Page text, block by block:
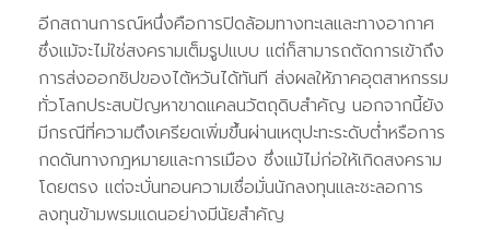
อีกสถานการณ์หนึ่งคือการปิดล้อมทางทะเลและทางอากาศ
ซึ่งแม้จะไม่ใช่สงครามเต็มรูปแบบ แต่ก็สามารถตัดการเข้าถึง
การส่งออกชิปของไต้หวันได้ทันที ส่งผลให้ภาคอุตสาหกรรม
ทั่วโลกประสบปัญหาขาดแคลนวัตถุดิบสำคัญ นอกจากนี้ยัง
มีกรณีที่ความตึงเครียดเพิ่มขึ้นผ่านเหตุปะทะระดับต่ำหรือการ
กดดันทางกฎหมายและการเมือง ซึ่งแม้ไม่ก่อให้เกิดสงคราม
โดยตรง แต่จะบั่นทอนความเชื่อมั่นนักลงทุนและชะลอการ
ลงทุนข้ามพรมแดนอย่างมีนัยสำคัญ